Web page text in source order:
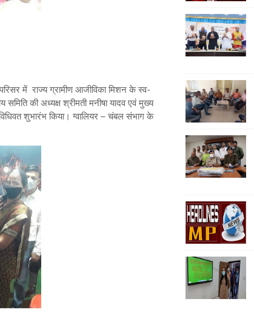
परिसर में राज्य ग्रामीण आजीविका मिशन के स्व-
की अध्यक्ष श्रीमती मनीषा यादव एवं मुख्य
शुभारंभ किया। ग्वालियर – चंबल संभाग के